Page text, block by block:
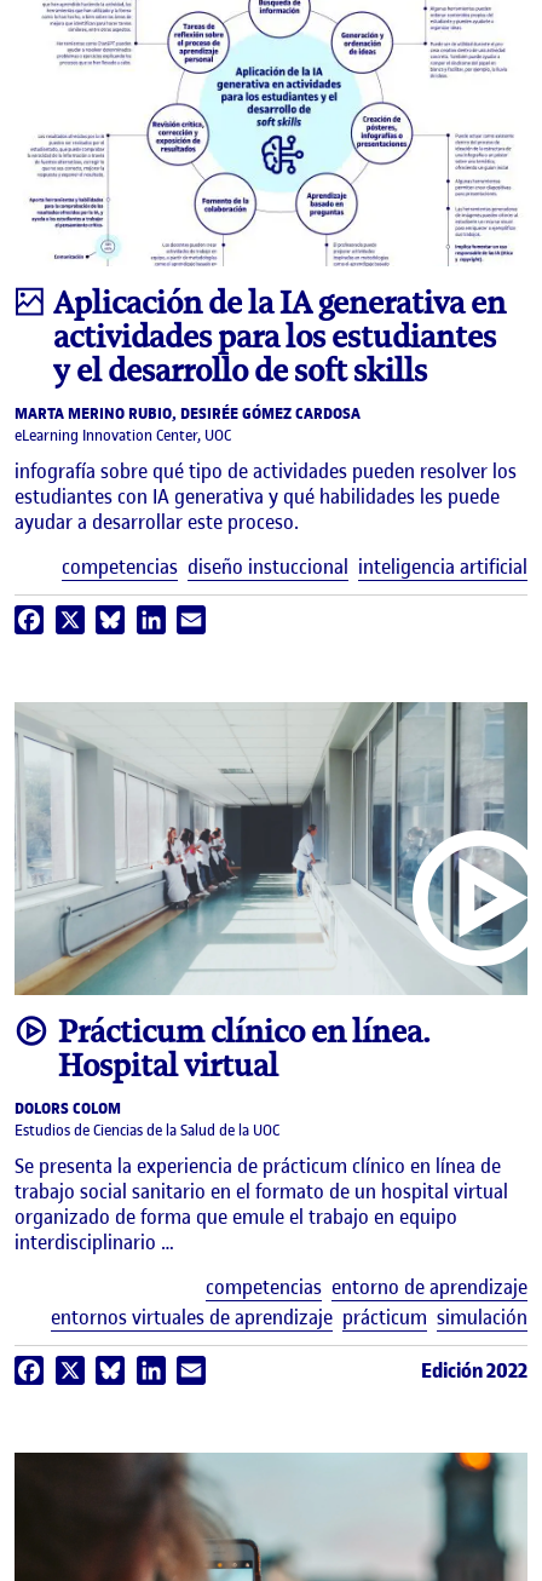
Infografía
Aplicación de la IA generativa en
actividades para los estudiantes
y el desarrollo de soft skills
MARTA MERINO RUBIO, DESIRÉE GÓMEZ CARDOSA
eLearning Innovation Center, UOC
infografía sobre qué tipo de actividades pueden resolver los
estudiantes con IA generativa y qué habilidades les puede
ayudar a desarrollar este proceso.
competencias diseño instuccional inteligencia artificial
Facebook BlueskyLinkedIn
videoPrácticum clínico en línea.
Hospital virtual
DOLORS COLOM
Estudios de Ciencias de la Salud de la UOC
Se presenta la experiencia de prácticum clínico en línea de
trabajo social sanitario en el formato de un hospital virtual
organizado de forma que emule el trabajo en equipo
interdisciplinario …
competencias entorno de aprendizaje
entornos virtuales de aprendizaje prácticum simulación
Facebook BlueskyLinkedIn Edición 2022